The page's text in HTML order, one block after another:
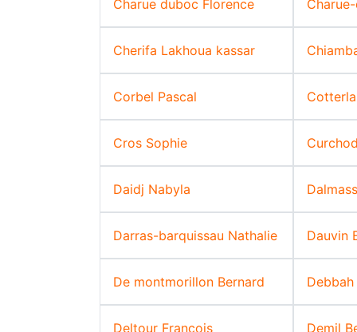
Charue duboc Florence
Cherifa Lakhoua kassar
Corbel Pascal
Cros Sophie
Daidj Nabyla
Darras-barquissau Nathalie Dauvin
De montmorillon Bernard
Deltour François Demil